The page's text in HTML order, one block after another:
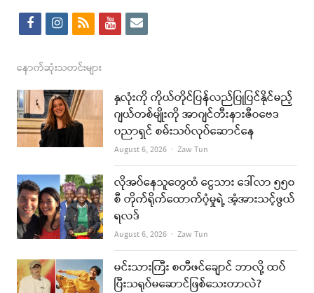
f
c
e
b
o
k
i
s
t
a
g
a
m
r
s
y
t
u
b
e
e
i
l
နောက်ဆုံးသတင်းများ
နှလုံးကို ကိုယ်တိုင်ပြန်လည်ပြုပြင်နိုင်မည့်
ဂျယ်တစ်မျိုးကို အာဂျင်တီးနားဇီဝဗေဒ
ပညာရှင် စမ်းသပ်လုပ်ဆောင်နေ
August 6, 2026 Author
Zaw Tun
လိုအပ်နေသူတွေထံ ငွေသား ဒေါ်လာ ၅၅၀
စီ တိုက်ရိုက်ထောက်ပံ့မှုရဲ့ အံ့အားသင့်ဖွယ်
ရလဒ်
August 6, 2026 Author
Zaw Tun
မင်းသားကြီး စတီဖင်ချောင် ဘာလို့ ထပ်
ပြီးသရုပ်မဆောင်ဖြစ်သေးတာလဲ?